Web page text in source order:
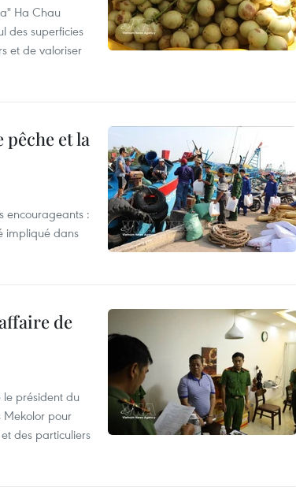
Ha Chau
des superficies
et de valoriser
et la
encourageants :
impliqué dans
de
le président du
Mekolor pour
des particuliers